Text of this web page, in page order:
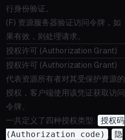
行身份验证。
(F) 资源服务器验证访问令牌，如
果有效，则处理请求。
授权许可 (Authorization Grant)
授权许可 (Authorization Grant)
代表资源所有者对其受保护资源的
授权，客户端使用该凭证获取访问
令牌。
一共定义了四种授权类型:
授权码
(Authorization code) ,
隐